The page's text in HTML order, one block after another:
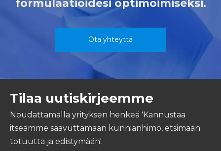
formulaatioidesi optimoimiseksi.
Ota yhteyttä
Tilaa uutiskirjeemme
Noudattamalla yrityksen henkeä 'Kannustaa
itseämme saavuttamaan kunnianhimo, etsimään
totuutta ja edistymään'.